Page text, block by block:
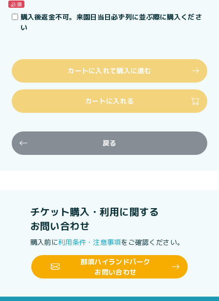
必須
購入後返金不可。来園日当日必ず列に並ぶ際に購入くださ
い
カートに入れて購入に進む
カートに入れる
戻る
チケット購入・利用に関する
お問い合わせ
購入前に利用条件・注意事項をご確認ください。
那須ハイランドパーク
お問い合わせ